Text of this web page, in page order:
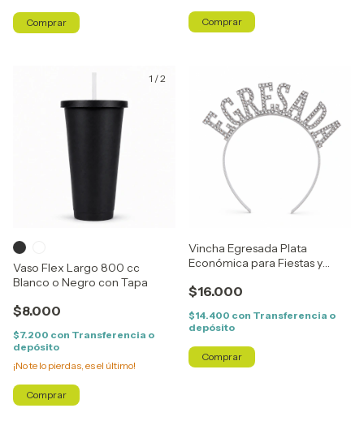
Comprar
1 /2
Vaso Flex Largo 800 cc
Blanco o Negro con Tapa
$8.000
$7.200 con Transferencia o
depósito
¡No te lo pierdas, es el último!
Comprar
Vincha Egresada Plata
Económica para Fiestas y
$16.000
$14.400 con Transferencia o
depósito